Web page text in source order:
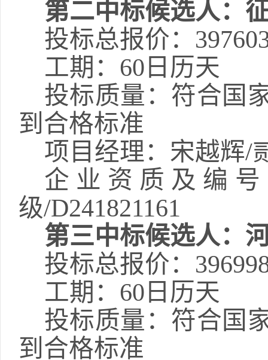
第二中标候选人：
投标总报价：
工期 ： 60日历天
投标质量： 符合国
到合格标准
项目经理 ：宋越辉/
企业资质及编
级/D241821161
第三中标候选人：
投标总报价：
工期 ： 60日历天
投标质量： 符合国
到合格标准